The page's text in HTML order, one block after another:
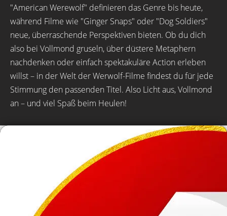
"American Werewolf" definieren das Genre bis heute,
während Filme wie "Ginger Snaps" oder "Dog Soldiers"
neue, überraschende Perspektiven bieten. Ob du dich
also bei Vollmond gruseln, über düstere Metaphern
nachdenken oder einfach spektakuläre Action erleben
willst – in der Welt der Werwolf-Filme findest du für jede
Stimmung den passenden Titel. Also Licht aus, Vollmond
an – und viel Spaß beim Heulen!